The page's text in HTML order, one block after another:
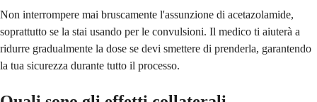
Non interrompere mai bruscamente l'assunzione di acetazolamide,
soprattutto se la stai usando per le convulsioni. Il medico ti aiuterà a
ridurre gradualmente la dose se devi smettere di prenderla, garantendo
la tua sicurezza durante tutto il processo.